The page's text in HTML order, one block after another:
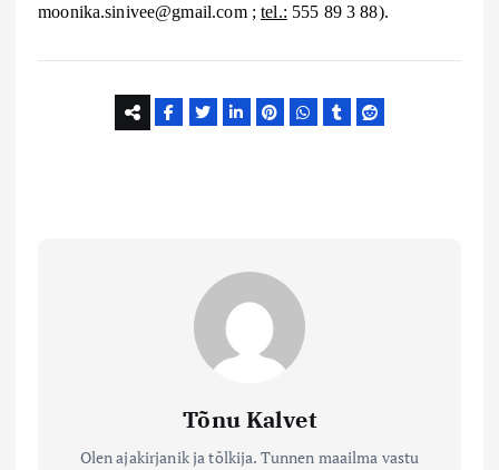
moonika.sinivee@gmail.com ;tel.: 555 89388).
Tõnu Kalvet
Olen ajakirjanik ja tõlkija. Tunnen maailma vastu